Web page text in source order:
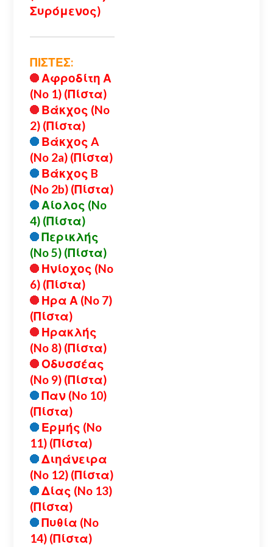
Συρόμενος)
ΠΙΣΤΕΣ:
Αφροδίτη Α
(No 1) (Πίστα)
Βάκχος (No
2) (Πίστα)
Βάκχος A
(No 2a) (Πίστα)
Βάκχος B
(No 2b) (Πίστα)
Αίολος (No
4) (Πίστα)
Περικλής
(No 5) (Πίστα)
Ηνίοχος (No
6) (Πίστα)
Ηρα Α (No 7)
(Πίστα)
Ηρακλής
(No 8) (Πίστα)
Οδυσσέας
(No 9) (Πίστα)
Παν (No 10)
(Πίστα)
Ερμής (No
11) (Πίστα)
Διηάνειρα
(No 12) (Πίστα)
Δίας (No 13)
(Πίστα)
Πυθία (No
14) (Πίστα)